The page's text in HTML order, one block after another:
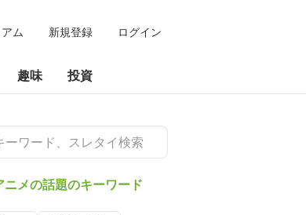
ム 新規登録 ログイン
趣味 投資
ニメの話題のキーワード